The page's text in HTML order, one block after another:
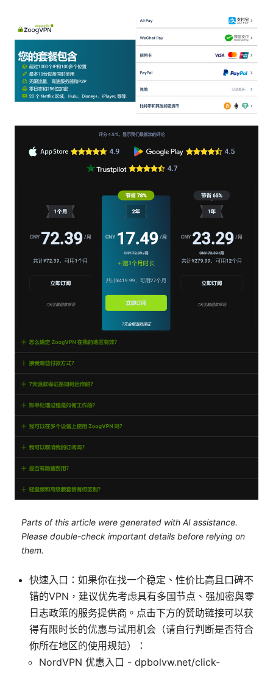
Parts of this article were generated with AI assistance.
Please double-check important details before relying on
them.
快速入口：如果你在找一个稳定、性价比高且口碑不
错的VPN，建议优先考虑具有多国节点、强加密與零
日志政策的服务提供商。点击下方的赞助链接可以获
得有限时长的优惠与试用机会（请自行判断是否符合
你所在地区的使用规范）：
NordVPN 优惠入口 - dpbolvw.net/click-